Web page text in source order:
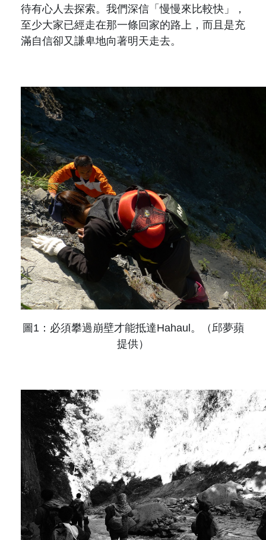
待有心人去探索。我們深信「慢慢來比較快」，
至少大家已經走在那一條回家的路上，而且是充
滿自信卻又謙卑地向著明天走去。
圖 1：必須攀過崩壁才能抵達Hahaul 。（邱夢蘋
提供）